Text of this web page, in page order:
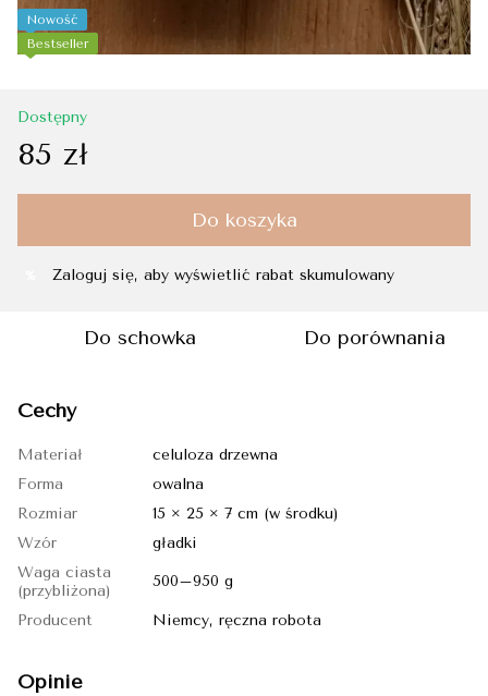
Nowość
Bestseller
Dostępny
85 zł
Do koszyka
Zaloguj się, aby wyświetlić rabat skumulowany
Do schowka Do porównania
Cechy
Materiał
celuloza drzewna
Forma
owalna
Rozmiar
15 × 25 × 7 cm (w środku)
Wzór
gładki
Waga ciasta
(przybliżona)
500–950 g
Producent Niemcy, ręczna robota
Opinie